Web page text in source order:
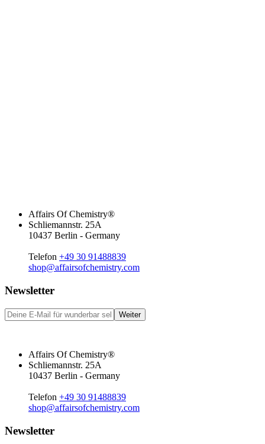
Affairs Of Chemistry®
Schliemannstr. 25A
10437 Berlin - Germany
Telefon +49 30 91488839
shop@affairsofchemistry.com
Newsletter
Weiter
Affairs Of Chemistry®
Schliemannstr. 25A
10437 Berlin - Germany
Telefon +49 30 91488839
shop@affairsofchemistry.com
Newsletter